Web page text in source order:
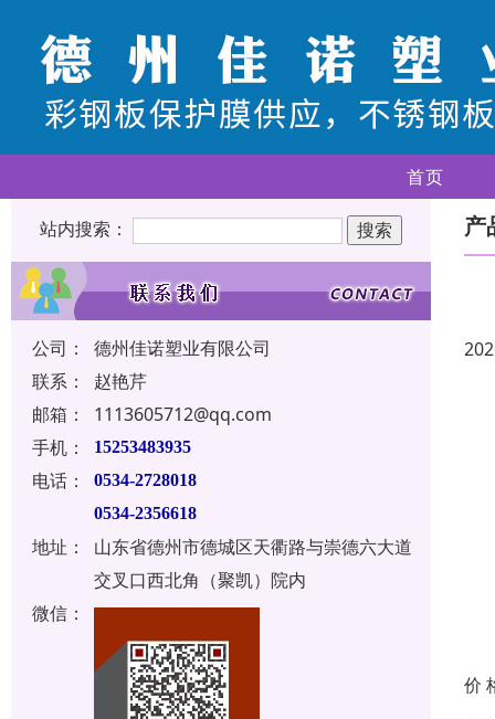
首页
站内搜索：
公司：
德州佳诺塑业有限公司
联系：
赵艳芹
邮箱：
1113605712@qq.com
手机：
15253483935
电话：
0534-2728018
0534-2356618
地址：
山东省德州市德城区天衢路与崇德六大道
交叉口西北角（聚凯）院内
微信：
产
价